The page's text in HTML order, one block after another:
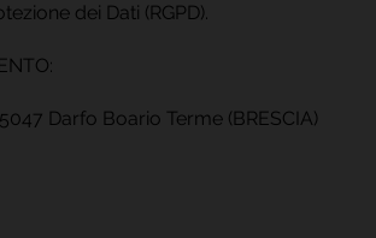
dei Dati (RGPD).
Darfo Boario Terme (BRESCIA)